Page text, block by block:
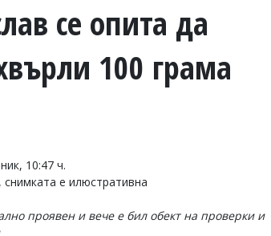
се опита да
100 грама
10:47 ч.
е илюстративна
проявен и вече е бил обект на проверки и